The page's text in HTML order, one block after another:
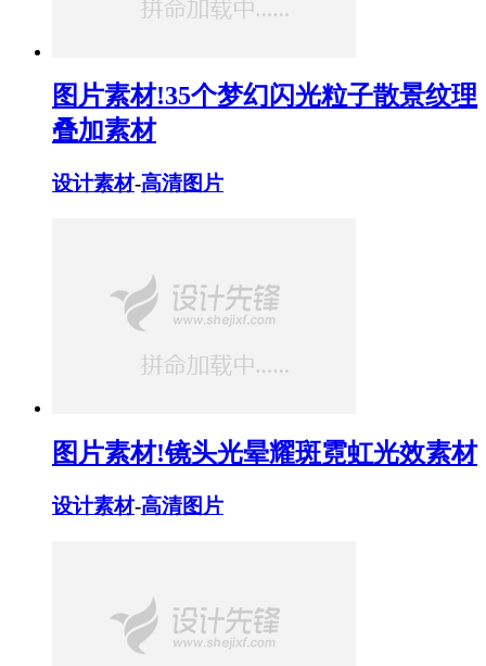
图片素材!35个梦幻闪光粒子散景纹理
叠加素材
设计素材-高清图片
图片素材!镜头光晕耀斑霓虹光效素材
设计素材-高清图片